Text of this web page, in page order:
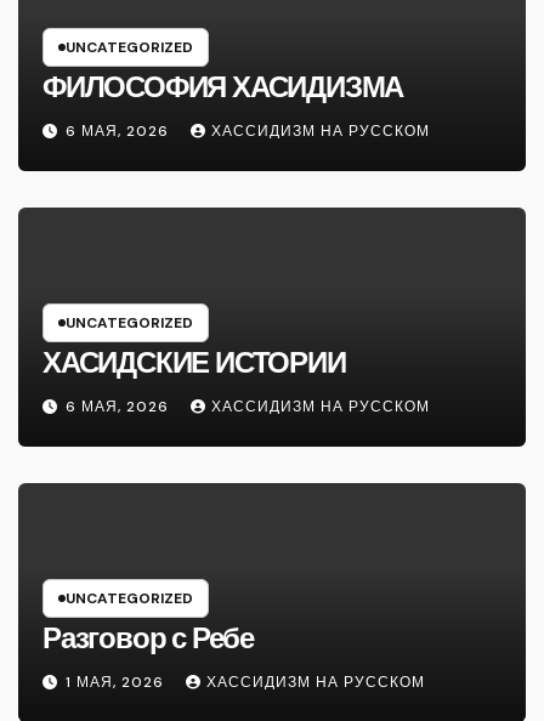
UNCATEGORIZED
ФИЛОСОФИЯ ХАСИДИЗМА
6 МАЯ, 2026 ХАССИДИЗМ НА РУССКОМ
UNCATEGORIZED
ХАСИДСКИЕ ИСТОРИИ
6 МАЯ, 2026 ХАССИДИЗМ НА РУССКОМ
UNCATEGORIZED
Разговор с Ребе
1 МАЯ, 2026 ХАССИДИЗМ НА РУССКОМ